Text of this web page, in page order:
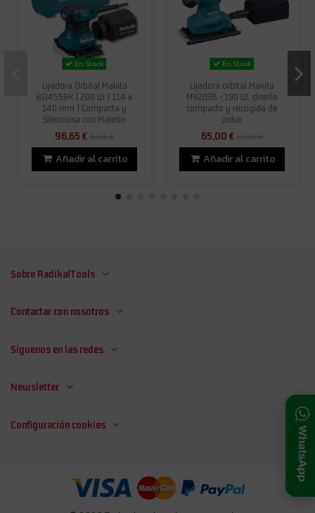
En Stock
Lijadora Orbital Makita
BO4556K | 200 W | 114 x
140 mm | Compacta y
Silenciosa con Maletín
96,65 €163,35 €
Añadir al carrito
En Stock
Lijadora orbital Makita
M9203B - 190 W, diseño
compacto y recogida de
polvo
65,00 €123,42 €
Añadir al carrito
Sobre RadikalTools
Contactar con nosotros
Síguenos en las redes
Newsletter
Configuración cookies